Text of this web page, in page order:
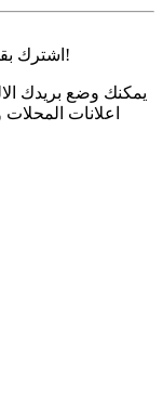
اشترك بقسم اعلانات المحلات والمكاتب التجارية مجاناً!
يمكنك وضع بريدك
اعلانات